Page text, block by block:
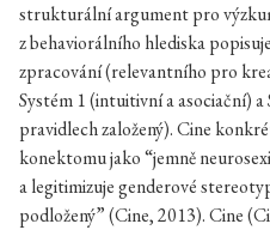
strukturální argument pro
z behaviorálního hlediska
zpracování (relevantního pro
Systém 1 (intuitivní a asociační)
pravidlech založený). Cine
konektomu jako “jemně
a legitimizuje genderové
podložený” (Cine, 2013). Cine